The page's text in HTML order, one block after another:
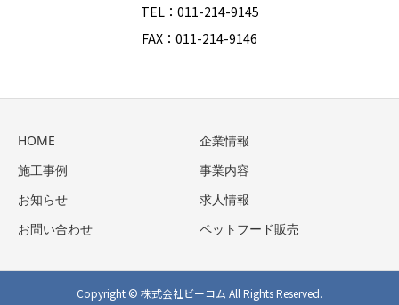
TEL：011-214-9145
FAX：011-214-9146
HOME
企業情報
施工事例
事業内容
お知らせ
求人情報
お問い合わせ
ペットフード販売
Copyright © 株式会社ビーコム All Rights Reserved.